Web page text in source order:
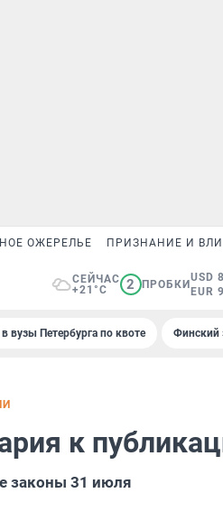
ОЖЕРЕЛЬЕ ПРИЗНАНИЕ И
СЕЙЧАС
+21°C
2 ПРОБКИ
USD
EUR
вузы Петербурга по квоте Финский
к
законы 31 июля